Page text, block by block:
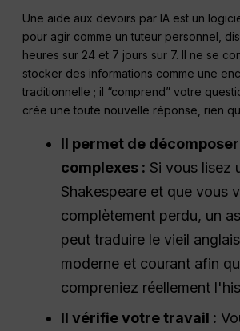
Une aide aux devoirs par IA est un
pour agir comme un tuteur personnel,
heures sur 24 et 7 jours sur 7. Il ne se
stocker des informations comme une
traditionnelle ; il “comprend” votre
crée une toute nouvelle réponse, rien
Il permet de
complexes : Si vous lisez
Shakespeare et que vous
complètement perdu, un
peut traduire le vieil
moderne et courant afin
compreniez réellement
Il vérifie votre travail :